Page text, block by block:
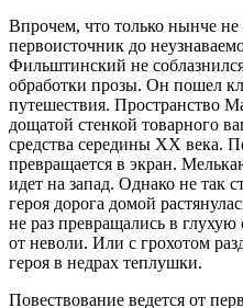
Впрочем, что только нынче не
первоисточник до
Фильштинский не
обработки прозы. Он пошел
путешествия. Пространство
дощатой стенкой товарного
средства середины XX века.
превращается в экран.
идет на запад. Однако не так
героя дорога домой
не раз превращались в
от неволи. Или с грохотом
героя в недрах теплушки.
Повествование ведется от